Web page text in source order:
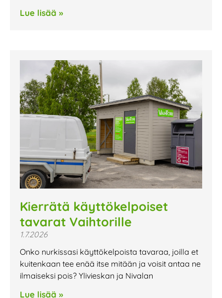
Lue lisää »
Kierrätä käyttökelpoiset
tavarat Vaihtorille
1.7.2026
Onko nurkissasi käyttökelpoista tavaraa, joilla et
kuitenkaan tee enää itse mitään ja voisit antaa ne
ilmaiseksi pois? Ylivieskan ja Nivalan
Lue lisää »